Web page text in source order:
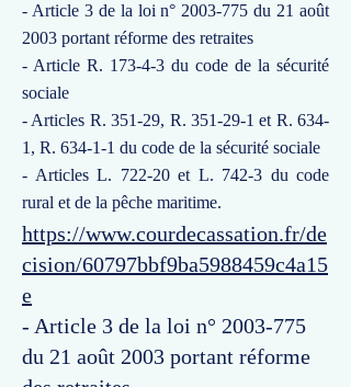
- Article 3 de la loi n° 2003-775 du 21 août
2003 portant réforme des retraites
- Article R. 173-4-3 du code de la sécurité
sociale
- Articles R. 351-29, R. 351-29-1 et R. 634-
1, R. 634-1-1 du code de la sécurité sociale
- Articles L. 722-20 et L. 742-3 du code
rural et de la pêche maritime.
https://www.courdecassation.fr/de
cision/60797bbf9ba5988459c4a15
e
- Article 3 de la loi n° 2003-775
du 21 août 2003 portant réforme